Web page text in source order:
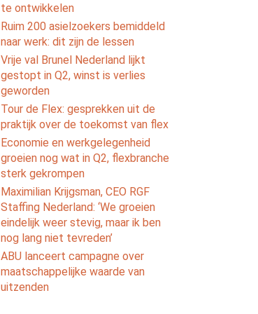
te ontwikkelen
Ruim 200 asielzoekers bemiddeld
naar werk: dit zijn de lessen
Vrije val Brunel Nederland lijkt
gestopt in Q2, winst is verlies
geworden
Tour de Flex: gesprekken uit de
praktijk over de toekomst van flex
Economie en werkgelegenheid
groeien nog wat in Q2, flexbranche
sterk gekrompen
Maximilian Krijgsman, CEO RGF
Staffing Nederland: ‘We groeien
eindelijk weer stevig, maar ik ben
nog lang niet tevreden’
ABU lanceert campagne over
maatschappelijke waarde van
uitzenden